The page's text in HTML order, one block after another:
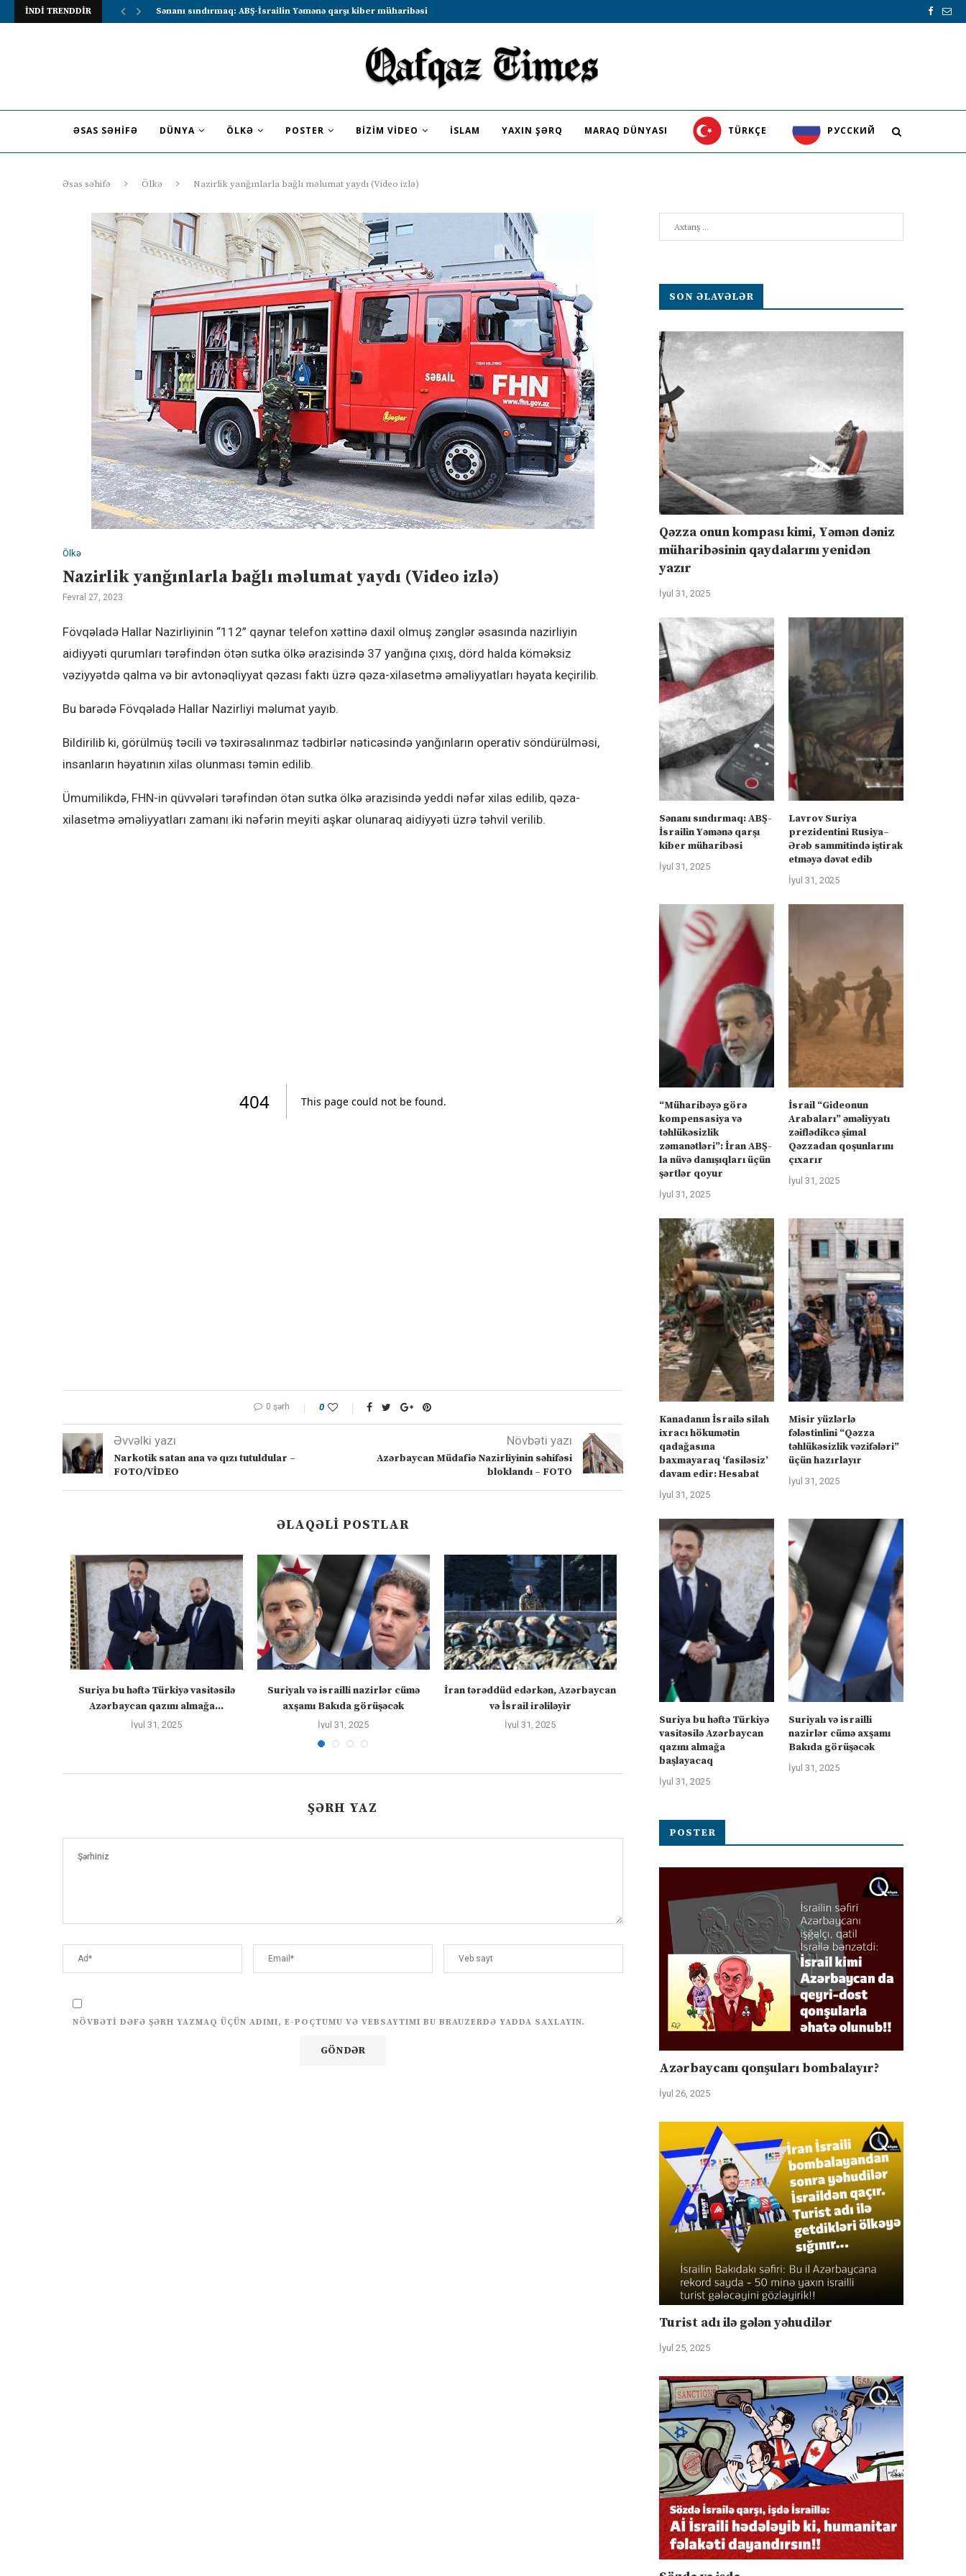
İNDİ TRENDDİR Lavrov Suriya prezidentini Rusiya–Ərəb sammitində iştirak etməyə dəvət...
ƏSAS SƏHIFƏ DÜNYA ÖLKƏ POSTER BIZIM VIDEO İSLAM YAXIN ŞƏRQ MARAQ DÜNYASI TÜRKÇE PУССКИЙ
Əsas səhifə Ölkə Nazirlik yanğınlarla bağlı məlumat yaydı (Video izlə)
Ölkə
Nazirlik yanğınlarla bağlı məlumat yaydı (Video izlə)
Fevral 27, 2023
Fövqəladə Hallar Nazirliyinin “112” qaynar telefon xəttinə daxil olmuş zənglər əsasında nazirliyin
aidiyyəti qurumları tərəfindən ötən sutka ölkə ərazisində 37 yanğına çıxış, dörd halda köməksiz
vəziyyətdə qalma və bir avtonəqliyyat qəzası faktı üzrə qəza-xilasetmə əməliyyatları həyata keçirilib.
Bu barədə Fövqəladə Hallar Nazirliyi məlumat yayıb.
Bildirilib ki, görülmüş təcili və təxirəsalınmaz tədbirlər nəticəsində yanğınların operativ söndürülməsi,
insanların həyatının xilas olunması təmin edilib.
Ümumilikdə, FHN-in qüvvələri tərəfindən ötən sutka ölkə ərazisində yeddi nəfər xilas edilib, qəza-
xilasetmə əməliyyatları zamanı iki nəfərin meyiti aşkar olunaraq aidiyyəti üzrə təhvil verilib.
0 şərh 0
Əvvəlki yazı
Narkotik satan ana və qızı tutuldular –
FOTO/VİDEO
Növbəti yazı
Azərbaycan Müdafiə Nazirliyinin səhifəsi
bloklandı – FOTO
ƏLAQƏLI POSTLAR
Suriya bu həftə Türkiyə vasitəsilə
Azərbaycan qazını almağa...
İyul 31, 2025
Suriyalı və israilli nazirlər cümə
axşamı Bakıda görüşəcək
İyul 31, 2025
İran tərəddüd edərkən, Azərbaycan
və İsrail irəliləyir
İyul 31, 2025
Suriyalı və israilli nazirlər cümə
axşamı Bakıda görüşəcək:...
İyul 31, 2025
Avstriyanın OMV şirkəti
xam neftində xlorid
ŞƏRH YAZ
NÖVBƏTI DƏFƏ ŞƏRH YAZMAQ ÜÇÜN ADIMI, E-POÇTUMU VƏ VEBSAYTIMI BU BRAUZERDƏ YADDA SAXLAYIN.
SON ƏLAVƏLƏR
Qəzza onun kompası kimi, Yəmən dəniz
müharibəsinin qaydalarını yenidən
yazır
İyul 31, 2025
Sənanı sındırmaq: ABŞ-
İsrailin Yəmənə qarşı
kiber müharibəsi
İyul 31, 2025
Lavrov Suriya
prezidentini Rusiya–
Ərəb sammitində iştirak
etməyə dəvət edib
İyul 31, 2025
“Müharibəyə görə
kompensasiya və
təhlükəsizlik
zəmanətləri”: İran ABŞ-
la nüvə danışıqları üçün
şərtlər qoyur
İyul 31, 2025
İsrail “Gideonun
Arabaları” əməliyyatı
zəiflədikcə şimal
Qəzzadan qoşunlarını
çıxarır
İyul 31, 2025
Kanadanın İsrailə silah
ixracı hökumətin
qadağasına
baxmayaraq ‘fasiləsiz’
davam edir: Hesabat
İyul 31, 2025
Misir yüzlərlə
fələstinlini “Qəzza
təhlükəsizlik vəzifələri”
üçün hazırlayır
İyul 31, 2025
Suriya bu həftə Türkiyə
vasitəsilə Azərbaycan
qazını almağa
başlayacaq
İyul 31, 2025
Suriyalı və israilli
nazirlər cümə axşamı
Bakıda görüşəcək
İyul 31, 2025
POSTER
Azərbaycanı qonşuları bombalayır?
İyul 26, 2025
Turist adı ilə gələn yəhudilər
İyul 25, 2025